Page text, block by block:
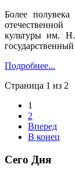
Более
культуры им.
Подробнее...
Страница 1 из 2
1
2
Вперед
В конец
Сего Дня